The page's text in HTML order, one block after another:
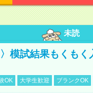
未読
模試結果もくも
OK 大学生歓迎 ブランクOK